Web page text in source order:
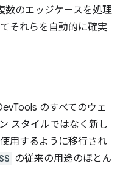
数のエッジケースを処理
それらを自動的に確実
のすべてのウェ
スタイルではなく新し
用するように移行され
の従来の用途のほとん